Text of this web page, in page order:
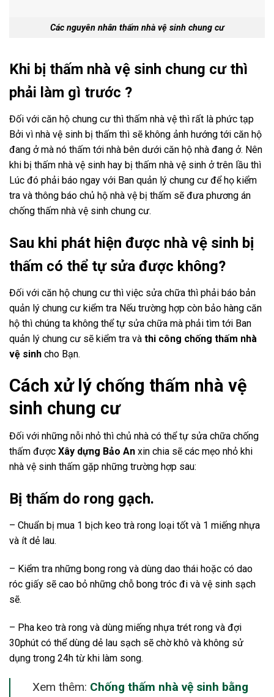
Các nguyên nhân thấm nhà vệ sinh chung cư
Khi bị thấm nhà vệ sinh chung cư thì
phải làm gì trước ?
Đối với căn hộ chung cư thì thấm nhà vệ thì rất là phức tạp
Bởi vì nhà vệ sinh bị thấm thì sẽ không ảnh hướng tới căn hộ
đang ở mà nó thấm tới nhà bên dưới căn hộ nhà đang ở. Nên
khi bị thấm nhà vệ sinh hay bị thấm nhà vệ sinh ở trên lầu thì
Lúc đó phải báo ngay với Ban quản lý chung cư để họ kiểm
tra và thông báo chủ hộ nhà vệ bị thấm sẽ đưa phương án
chống thấm nhà vệ sinh chung cư.
Sau khi phát hiện được nhà vệ sinh bị
thấm có thể tự sửa được không?
Đối với căn hộ chung cư thì việc sửa chữa thì phải báo bản
quản lý chung cư kiểm tra Nếu trường hợp còn bảo hàng căn
hộ thì chúng ta không thể tự sửa chữa mà phải tìm tới Ban
quản lý chung cư sẽ kiểm tra và thi công chống thấm nhà
vệ sinh cho Bạn.
Cách xử lý chống thấm nhà vệ
sinh chung cư
Đối với những nỗi nhỏ thì chủ nhà có thể tự sửa chữa chống
thấm được Xây dựng Bảo An xin chia sẽ các mẹo nhỏ khi
nhà vệ sinh thấm gặp những trường hợp sau:
Bị thấm do rong gạch.
– Chuẩn bị mua 1 bịch keo trà rong loại tốt và 1 miếng nhựa
và ít dẻ lau.
– Kiểm tra những bong rong và dùng dao thái hoặc có dao
róc giấy sẽ cao bỏ những chỗ bong tróc đi và vệ sinh sạch
sẽ.
– Pha keo trà rong và dùng miếng nhựa trét rong và đợi
30phút có thể dùng dẻ lau sạch sẽ chờ khô và không sử
dụng trong 24h từ khi làm song.
Xem thêm: Chống thấm nhà vệ sinh bằng